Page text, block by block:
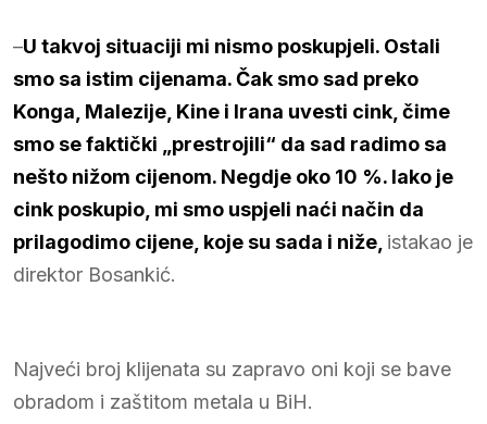
–U takvoj situaciji mi nismo poskupjeli. Ostali
smo sa istim cijenama. Čak smo sad preko
Konga, Malezije, Kine i Irana uvesti cink, čime
smo se faktički „prestrojili“ da sad radimo sa
nešto nižom cijenom. Negdje oko 10 %. Iako je
cink poskupio, mi smo uspjeli naći način da
prilagodimo cijene, koje su sada i niže, istakao je
direktor Bosankić.
Najveći broj klijenata su zapravo oni koji se bave
obradom i zaštitom metala u BiH.